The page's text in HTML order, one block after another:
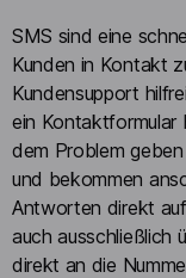
SMS sind eine
Kunden in Kontakt
Kundensupport
ein Kontaktformular
dem Problem
und bekommen
Antworten direkt
auch ausschließlich
direkt an die